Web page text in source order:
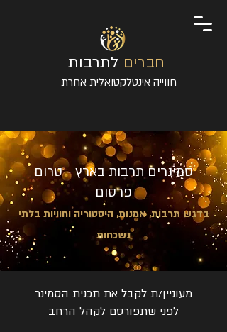
חברים לתרבות
חווייה אינטלקטואלית אחרת
סמינרים תרבות בארץ - טרום
פרסום
בדגש תרבות, אמנות, היסטוריה וחוויות בלתי
נשכחות
מעוניין/ת לקבל את תכנית הסמינר
לפני שתפורסם לקהל הרחב